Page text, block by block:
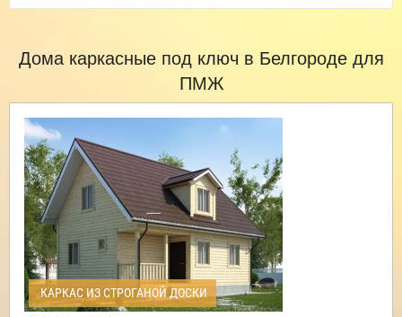
Дома каркасные под ключ в Белгороде для
ПМЖ
КАРКАС ИЗ СТРОГАНОЙ ДОСКИ